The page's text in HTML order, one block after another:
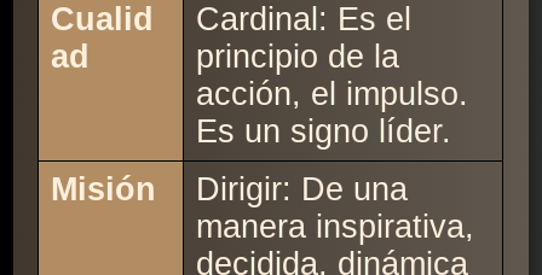
Cualid
ad
Cardinal: Es el
principio de la
acción, el impulso.
Es un signo líder.
Misión
Dirigir: De una
manera inspirativa,
decidida, dinámica